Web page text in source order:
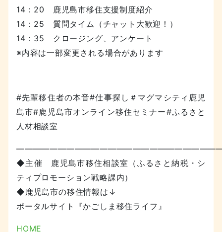
14：20 鹿児島市移住支援制度紹介
14：25 質問タイム（チャット大歓迎！）
14：35 クロージング、アンケート
※内容は一部変更される場合があります
#先輩移住者の本音#仕事探し＃マグマシティ鹿児
島市#鹿児島市オンライン移住セミナー#ふるさと
人材相談室
◆主催 鹿児島市移住相談室（ふるさと納税・シ
ティプロモーション戦略課内）
◆鹿児島市の移住情報は↓
ポータルサイト『かごしま移住ライフ』
HOME